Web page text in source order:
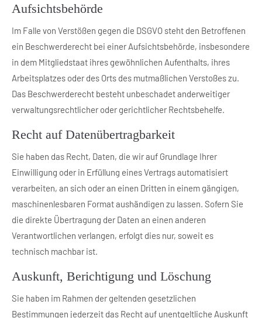
Aufsichts­behörde
Im Falle von Verstößen gegen die DSGVO steht den Betroffenen
ein Beschwerderecht bei einer Aufsichtsbehörde, insbesondere
in dem Mitgliedstaat ihres gewöhnlichen Aufenthalts, ihres
Arbeitsplatzes oder des Orts des mutmaßlichen Verstoßes zu.
Das Beschwerderecht besteht unbeschadet anderweitiger
verwaltungsrechtlicher oder gerichtlicher Rechtsbehelfe.
Recht auf Daten­übertrag­barkeit
Sie haben das Recht, Daten, die wir auf Grundlage Ihrer
Einwilligung oder in Erfüllung eines Vertrags automatisiert
verarbeiten, an sich oder an einen Dritten in einem gängigen,
maschinenlesbaren Format aushändigen zu lassen. Sofern Sie
die direkte Übertragung der Daten an einen anderen
Verantwortlichen verlangen, erfolgt dies nur, soweit es
technisch machbar ist.
Auskunft, Berichtigung und Löschung
Sie haben im Rahmen der geltenden gesetzlichen
Bestimmungen jederzeit das Recht auf unentgeltliche Auskunft